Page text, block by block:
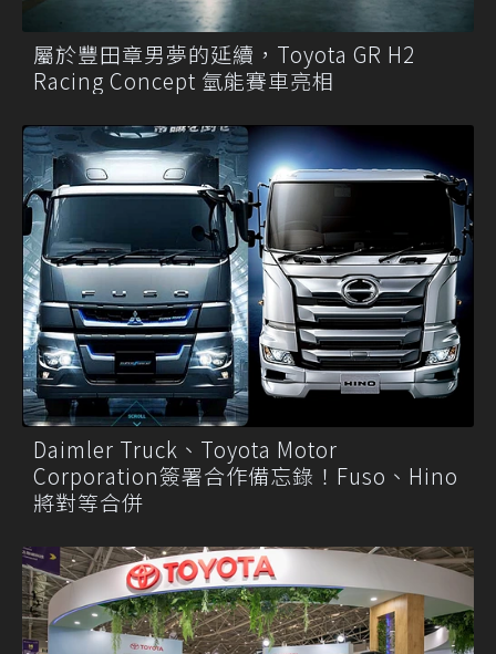
屬於豐田章男夢的延續，Toyota GR H2
Racing Concept 氫能賽車亮相
Daimler Truck、Toyota Motor
Corporation簽署合作備忘錄！Fuso、Hino
將對等合併